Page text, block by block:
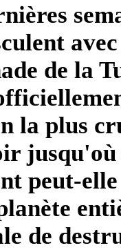
de la
la plus
peut-
de